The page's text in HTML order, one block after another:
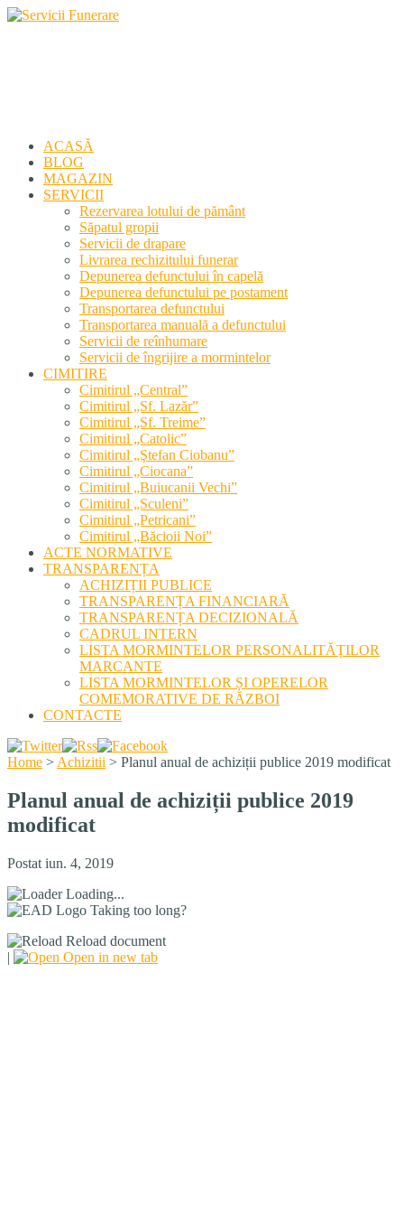
ACASĂ
BLOG
MAGAZIN
SERVICII
Rezervarea lotului de pământ
Săpatul gropii
Servicii de drapare
Livrarea rechizitului funerar
Depunerea defunctului în capelă
Depunerea defunctului pe postament
Transportarea defunctului
Transportarea manuală a defunctului
Servicii de reînhumare
Servicii de îngrijire a mormintelor
CIMITIRE
Cimitirul „Central”
Cimitirul „Sf. Lazăr”
Cimitirul „Sf. Treime”
Cimitirul „Catolic”
Cimitirul „Ştefan Ciobanu”
Cimitirul „Ciocana”
Cimitirul „Buiucanii Vechi”
Cimitirul „Sculeni”
Cimitirul „Petricani”
Cimitirul „Băcioii Noi”
ACTE NORMATIVE
TRANSPARENȚA
ACHIZIȚII PUBLICE
TRANSPARENȚA FINANCIARĂ
TRANSPARENȚA DECIZIONALĂ
CADRUL INTERN
LISTA MORMINTELOR PERSONALITĂȚILOR
MARCANTE
LISTA MORMINTELOR ȘI OPERELOR
COMEMORATIVE DE RĂZBOI
CONTACTE
Home > Achizitii > Planul anual de achiziții publice 2019 modificat
Planul anual de achiziții publice 2019
modificat
Postat iun. 4, 2019
Loading...
Taking too long?
Reload document
|
Open in new tab